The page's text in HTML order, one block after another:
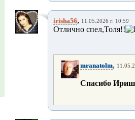
irisha56, 11.05.2026 г. 10:59
Отлично спел,Толя!!
mranatolm,
Спасибо